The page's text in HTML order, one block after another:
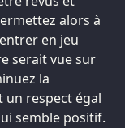
alors à
en jeu
serait vue sur
la
un respect égal
semble positif.